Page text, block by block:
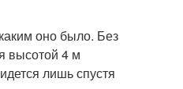
оно было. Без
высотой 4 м
лишь спустя